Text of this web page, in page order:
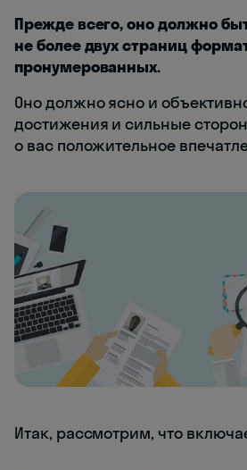
Прежде всего, оно должно
не более двух страниц
пронумерованных.
Оно должно ясно и
достижения и сильные
о вас положительное
Итак, рассмотрим, что